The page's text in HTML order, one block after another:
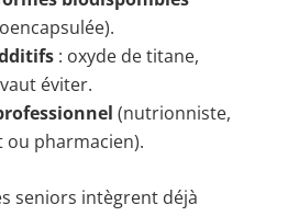
: oxyde de titane,
éviter.
(nutrionniste,
pharmacien).
seniors intègrent déjà